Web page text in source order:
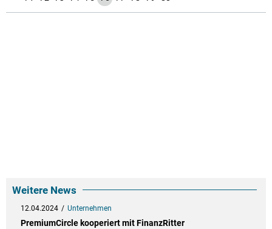
Weitere News
12.04.2024 Unternehmen
PremiumCircle kooperiert mit FinanzRitter